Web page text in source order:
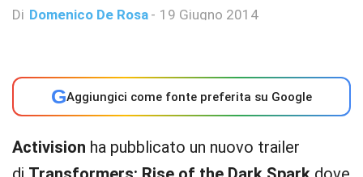
Di Domenico De Rosa - 19 Giugno 2014
GAggiungici come fonte preferita su Google
Activision ha pubblicato un nuovo trailer